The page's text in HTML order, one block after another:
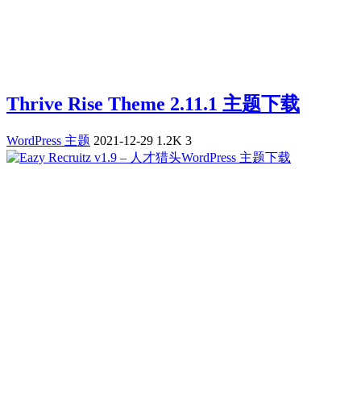
Thrive Rise Theme 2.11.1 主题下载
WordPress 主题 2021-12-29 1.2K 3